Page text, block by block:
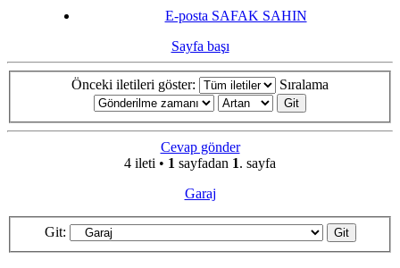
E-posta SAFAK SAHIN
Sayfa başı
Önceki iletileri göster:
Cevap gönder
4 ileti • 1 sayfadan 1. sayfa
Garaj
Git: